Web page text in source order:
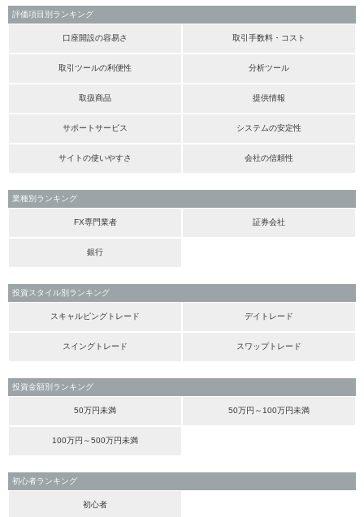
評価項目別ランキング
口座開設の容易さ 取引手数料・コスト
取引ツールの利便性 分析ツール
取扱商品 提供情報
サポートサービス システムの安定性
サイトの使いやすさ 会社の信頼性
業種別ランキング
FX専門業者 証券会社
銀行
投資スタイル別ランキング
スキャルピングトレード デイトレード
スイングトレード スワップトレード
投資金額別ランキング
50万円未満 50万円～100万円未満
100万円～500万円未満
初心者ランキング
初心者